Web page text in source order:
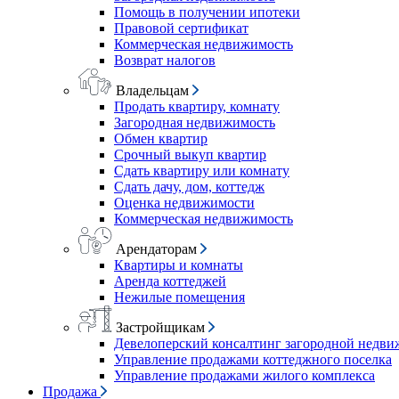
Помощь в получении ипотеки
Правовой сертификат
Коммерческая недвижимость
Возврат налогов
Владельцам
Продать квартиру, комнату
Загородная недвижимость
Обмен квартир
Срочный выкуп квартир
Сдать квартиру или комнату
Сдать дачу, дом, коттедж
Оценка недвижимости
Коммерческая недвижимость
Арендаторам
Квартиры и комнаты
Аренда коттеджей
Нежилые помещения
Застройщикам
Девелоперский консалтинг загородной
Управление продажами коттеджного поселка
Управление продажами жилого комплекса
Продажа